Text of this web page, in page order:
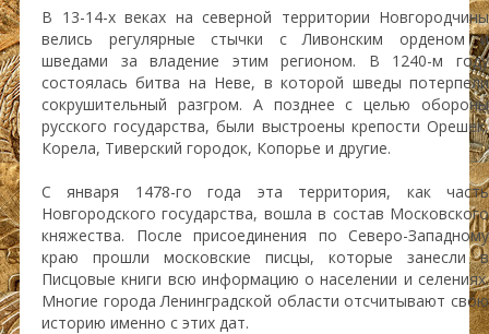
В 13-14-х веках на северной территории Новгородчины
велись регулярные стычки с Ливонским орденом и
шведами за владение этим регионом. В 1240-м году
состоялась битва на Неве, в которой шведы потерпели
сокрушительный разгром. А позднее с целью обороны
русского государства, были выстроены крепости Орешек,
Корела, Тиверский городок, Копорье и другие.
С января 1478-го года эта территория, как часть
Новгородского государства, вошла в состав Московского
княжества. После присоединения по Северо-Западному
краю прошли московские писцы, которые занесли в
Писцовые книги всю информацию о населении и селениях.
Многие города Ленинградской области отсчитывают свою
историю именно с этих дат.